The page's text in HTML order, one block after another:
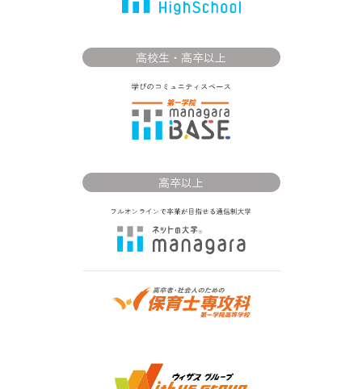
高校生・高卒以上
高卒以上